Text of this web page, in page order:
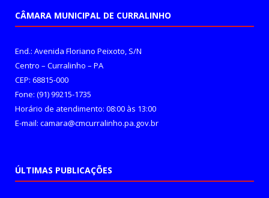
CÂMARA MUNICIPAL DE CURRALINHO
End.: Avenida Floriano Peixoto, S/N
Centro – Curralinho – PA
CEP: 68815-000
Fone: (91) 99215-1735
Horário de atendimento: 08:00 às 13:00
E-mail: camara@cmcurralinho.pa.gov.br
ÚLTIMAS PUBLICAÇÕES